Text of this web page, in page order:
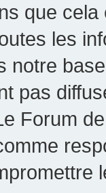
que cela
les
notre
pas
Forum